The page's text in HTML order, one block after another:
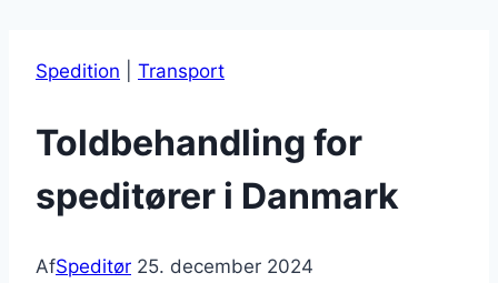
Spedition Transport
Toldbehandling for
speditører i Danmark
AfSpeditør 25. december 2024